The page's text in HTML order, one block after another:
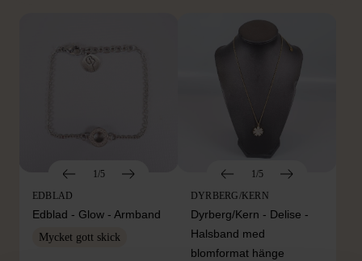
1/5
EDBLAD
Edblad - Glow - Armband
Mycket gott skick
1/5
DYRBERG/KERN
Dyrberg/Kern - Delise -
Halsband med
blomformat hänge